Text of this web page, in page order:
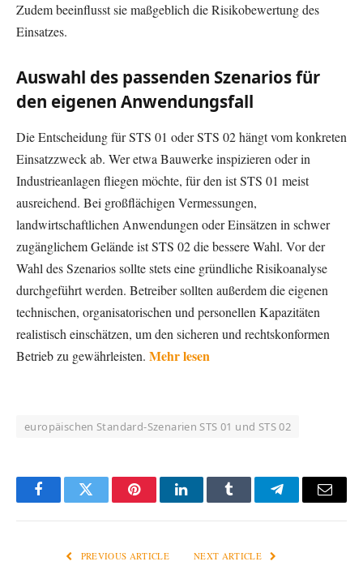
Zudem beeinflusst sie maßgeblich die Risikobewertung des
Einsatzes.
Auswahl des passenden Szenarios für
den eigenen Anwendungsfall
Die Entscheidung für STS 01 oder STS 02 hängt vom konkreten
Einsatzzweck ab. Wer etwa Bauwerke inspizieren oder in
Industrieanlagen fliegen möchte, für den ist STS 01 meist
ausreichend. Bei großflächigen Vermessungen,
landwirtschaftlichen Anwendungen oder Einsätzen in schwer
zugänglichem Gelände ist STS 02 die bessere Wahl. Vor der
Wahl des Szenarios sollte stets eine gründliche Risikoanalyse
durchgeführt werden. Betreiber sollten außerdem die eigenen
technischen, organisatorischen und personellen Kapazitäten
realistisch einschätzen, um den sicheren und rechtskonformen
Betrieb zu gewährleisten. Mehr lesen
europäischen Standard-Szenarien STS 01 und STS 02
FacebookTwitter PinterestLinkedInTumblr TelegramEmail
PREVIOUS ARTICLE NEXT ARTICLE